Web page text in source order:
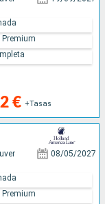
€ +Tasas
Premium
08/05/2027
Premium